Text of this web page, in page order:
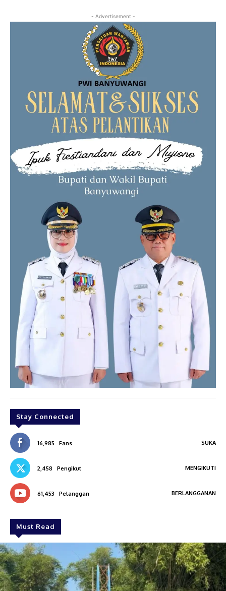
- Advertisement -
Stay Connected
16,985 Fans SUKA
2,458 Pengikut MENGIKUTI
61,453 Pelanggan BERLANGGANAN
Must Read